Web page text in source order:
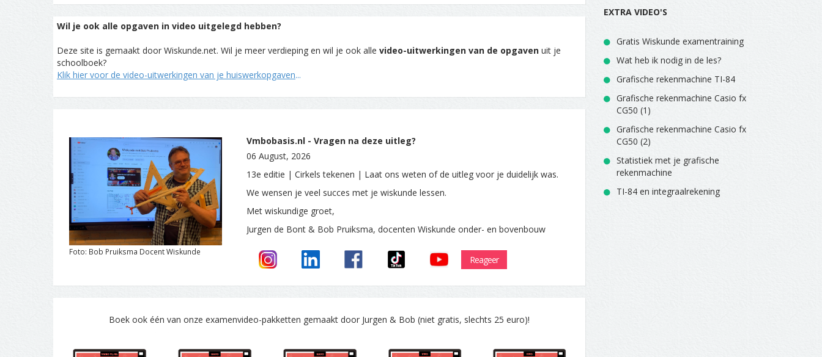
Wil je ook alle opgaven in video uitgelegd hebben?
Deze site is gemaakt door Wiskunde.net. Wil je meer verdieping en wil je ook alle video-uitwerkingen van de opgaven uit je
schoolboek?
Klik hier voor de video-uitwerkingen van je huiswerkopgaven...
Foto: Bob Pruiksma Docent Wiskunde
Vmbobasis.nl - Vragen na deze uitleg?
06 August, 2026
13e editie | Cirkels tekenen | Laat ons weten of de uitleg voor je duidelijk was.
We wensen je veel succes met je wiskunde lessen.
Met wiskundige groet,
Jurgen de Bont & Bob Pruiksma, docenten Wiskunde onder- en bovenbouw
Reageer
Boek ook één van onze examenvideo-pakketten gemaakt door Jurgen & Bob (niet gratis, slechts 25 euro)!
EXTRA VIDEO'S
Gratis Wiskunde examentraining
Wat heb ik nodig in de les?
Grafische rekenmachine TI-84
Grafische rekenmachine Casio fx
CG50 (1)
Grafische rekenmachine Casio fx
CG50 (2)
Statistiek met je grafische
rekenmachine
TI-84 en integraalrekening